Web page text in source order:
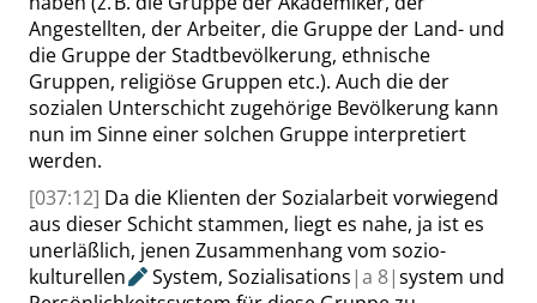
Angestellten, der Arbeiter, die Gruppe der Land- und
die Gruppe der Stadtbevölkerung, ethnische
Gruppen, religiöse Gruppen etc.). Auch die der
sozialen Unterschicht zugehörige Bevölkerung kann
nun im Sinne einer solchen Gruppe interpretiert
werden.
[037:12] Da die Klienten der Sozialarbeit vorwiegend
aus dieser Schicht stammen, liegt es nahe, ja ist es
unerläßlich, jenen Zusammenhangvom sozio-
kulturellen
System, Sozialisations |a 8|system und